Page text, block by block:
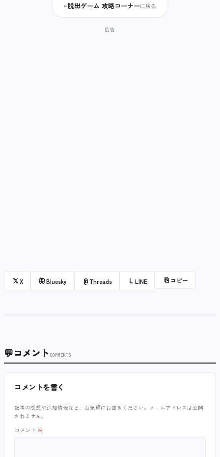
←脱出ゲーム 攻略コーナーに戻る
𝕏X 🦋Bluesky @ Threads L LINE ⎘ コピー
💬コメント COMMENTS
コメントを書く
記事の感想や追加情報など、お気軽にお書きください。メールアドレスは公開
されません。
コメント ※